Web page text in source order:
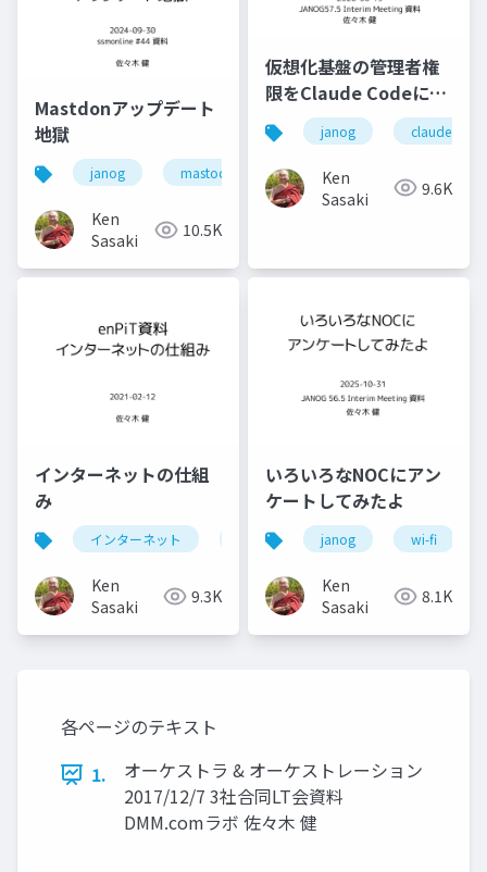
Mastdonアップデート
地獄
janog mastodon chatgpt
Ken
Sasaki
10.5K
仮想化基盤の管理者権
限をClaude Codeに与
えてみると何ができる
か
janog claude code
Ken
Sasaki
9.6K
インターネットの仕組
み
インターネット internet enpit
Ken
Sasaki
9.3K
いろいろなNOCにアン
ケートしてみたよ
janog wi-fi
Ken
Sasaki
8.1K
各ページのテキスト
1.
オーケストラ & オーケストレーション
2017/12/7 3社合同LT会資料
DMM.comラボ 佐々木 健